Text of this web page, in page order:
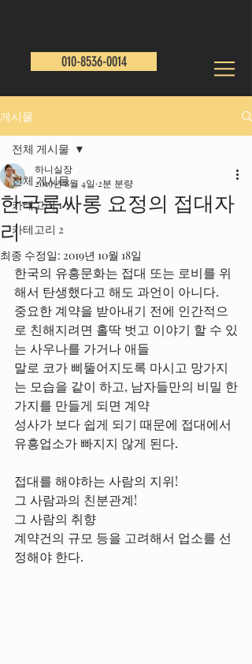
010-8536-0014
게시물
전체 게시물
카테고리 1
카테고리 2
전체 게시물
한국룸싸롱 요정의 접대자
리
하니실장
2019년 8월 4일 2분 분량
최종 수정일: 2019년 10월 18일
한국의 유흥문화는 접대 또는 로비를 위
해서 탄생했다고 해도 과언이 아니다.
중요한 계약을 받아내기 전에 인간적으
로 친해지려면 홀딱 벗고 이야기 할 수 있
는 사우나를 가거나 애들
말로 코가 삐뚤어지도록 마시고 망가지
는 모습을 같이 하고, 남자들만의 비밀 한
가지를 만들게 되면 계약
성사가 보다 쉽게 되기 때문에 접대에서
유흥업소가 빠지지 않게 된다.
접대를 해야하는 사람의 지위!
그 사람과의 친분관계!
그 사람의 취향
계약건의 규모 등을 고려해서 업소를 선
정해야 한다.